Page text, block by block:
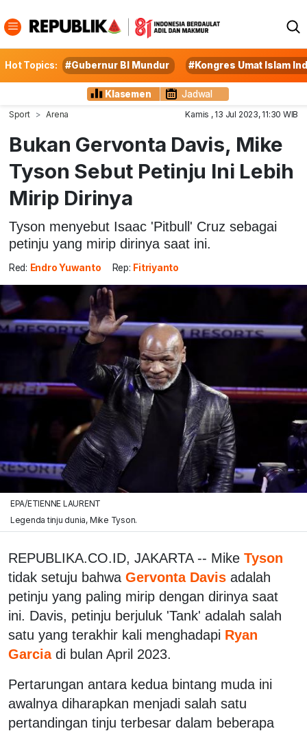
Hot Topics: #Gubernur BI Mundur #Kongres Umat Islam
Klasemen Jadwal
Sport Arena Kamis , 13 Jul 2023, 11:30 WIB
Bukan Gervonta Davis, Mike
Tyson Sebut Petinju Ini Lebih
Mirip Dirinya
Tyson menyebut Isaac 'Pitbull' Cruz sebagai
petinju yang mirip dirinya saat ini.
Red: Endro Yuwanto Rep: Fitriyanto
EPA/ETIENNE LAURENT
Legenda tinju dunia, Mike Tyson.
REPUBLIKA.CO.ID, JAKARTA -- Mike Tyson
tidak setuju bahwa Gervonta Davis adalah
petinju yang paling mirip dengan dirinya saat
ini. Davis, petinju berjuluk 'Tank' adalah salah
satu yang terakhir kali menghadapi Ryan
Garcia di bulan April 2023.
Pertarungan antara kedua bintang muda ini
awalnya diharapkan menjadi salah satu
pertandingan tinju terbesar dalam beberapa